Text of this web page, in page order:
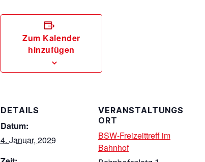
Zum Kalender
hinzufügen
DETAILS
Datum:
4. Januar, 2029
VERANSTALTUNGS
ORT
BSW-Freizeittreff im
Bahnhof